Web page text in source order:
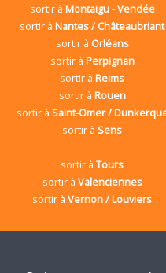
sortir à Montaigu - Vendée
sortir àNantes / Châteaubriant
sortir à Orléans
sortir à Perpignan
sortir àReims
sortir à Rouen
sortir à Saint-Omer /
sortir àSens
sortir àTours
sortir à Valenciennes
sortir àVernon / Louviers